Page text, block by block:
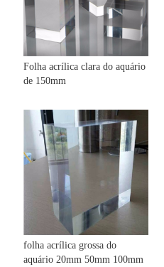
Folha acrílica clara do aquário
de 150mm
folha acrílica grossa do
aquário 20mm 50mm 100mm